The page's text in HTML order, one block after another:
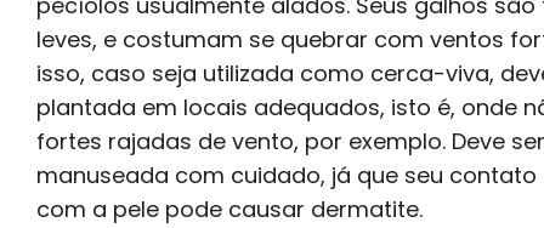
leves, e costumam se quebrar com ventos
isso, caso seja utilizada como cerca-viva,
plantada em locais adequados, isto é, onde
fortes rajadas de vento, por exemplo. Deve ser
manuseada com cuidado, já que seu contato
com a pele pode causar dermatite.